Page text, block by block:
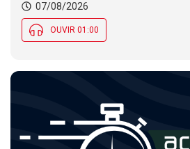
07/08/2026
OUVIR 01:00